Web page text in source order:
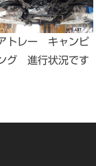
トレー キャンピ
グ 進行状況です